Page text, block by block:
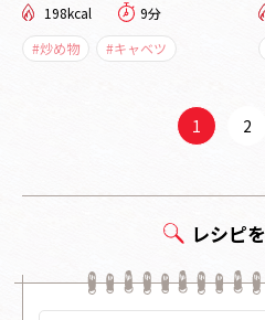
198kcal
9分
#炒め物
#キャベツ
1 2
レシピ